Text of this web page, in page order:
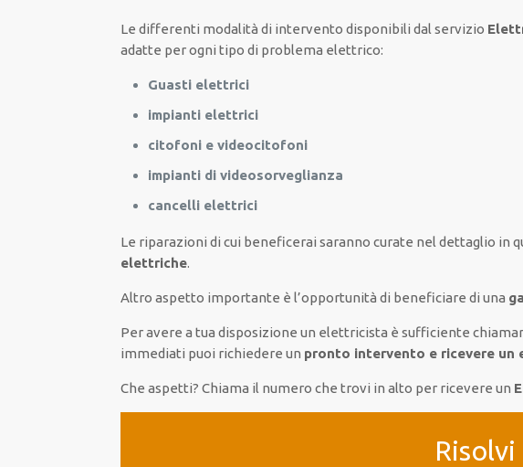
Ledifferenti modalità di intervento disponibili dal servizio
adatte perogni tipo di problema elettrico:
Guasti elettrici
impianti elettrici
citofoni e videocitofoni
impianti di videosorveglianza
cancelli elettrici
Le riparazioni di cui beneficerai sarannocurate nel dettaglio in
elettriche.
Altro aspetto importante è l’opportunità di beneficiare di una
Per averea tua disposizione un elettricista è sufficiente
immediati puoi richiedere un pronto intervento e ricevere un
Che aspetti? Chiama il numero che trovi in alto per ricevere un